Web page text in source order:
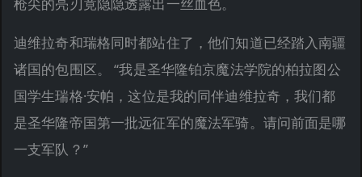
迪维拉奇和瑞格同时都站住了，他们知道已经踏入南疆
诸国的包围区。 “我是圣华隆铂京魔法学院的柏拉图公
国学生瑞格·安帕，这位是我的同伴迪维拉奇，我们都
是圣华隆帝国第一批远征军的魔法军骑。请问前面是哪
一支军队？”